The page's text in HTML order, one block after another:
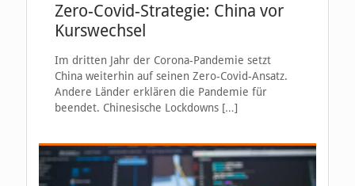
Zero-Covid-Strategie: China vor
Kurswechsel
Im dritten Jahr der Corona-Pandemie setzt
China weiterhin auf seinen Zero-Covid-Ansatz.
Andere Länder erklären die Pandemie für
beendet. Chinesische Lockdowns […]